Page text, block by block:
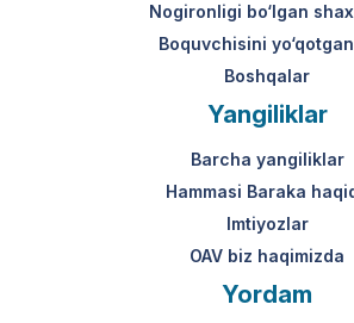
hamda amaldagi imtiyozlar
to‘g‘risidagi qonunchilik.
Nogironligi bo‘lgan
Boquvchisini
Boshqalar
Yangiliklar
Barcha yangiliklar
Hammasi Baraka
Imtiyozlar
OAV biz haqimizda
Yordam